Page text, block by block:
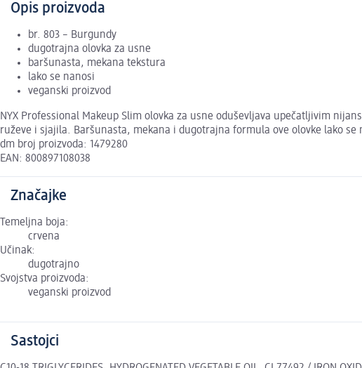
Opis proizvoda
br. 803 – Burgundy
dugotrajna olovka za usne
baršunasta, mekana tekstura
lako se nanosi
veganski proizvod
NYX Professional Makeup Slim olovka za usne oduševljava upečatljivim
ruževe i sjajila. Baršunasta, mekana i dugotrajna formula ove olovke lako se
dm broj proizvoda: 1479280
EAN: 800897108038
Značajke
Temeljna boja:
crvena
Učinak:
dugotrajno
Svojstva proizvoda:
veganski proizvod
Sastojci